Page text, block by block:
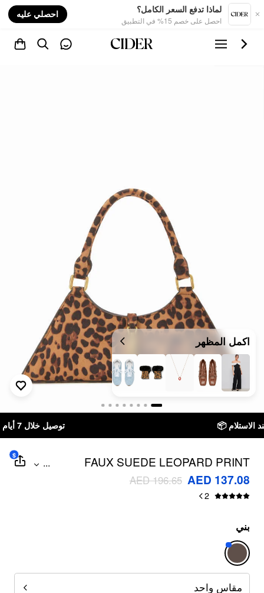
لماذا تدفع السعر الكامل؟
احصل على خصم 15% في التطبيق
احصلي عليه
اكمل المظهر
FAUX SUEDE LEOPARD PRINT
SHOULDER BAG
...
AED 137.08
AED 196.65
2
$
بني
مقاس واحد